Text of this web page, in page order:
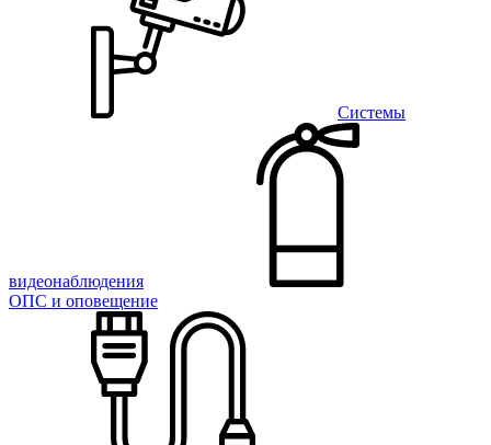
Системы
видеонаблюдения
ОПС и оповещение